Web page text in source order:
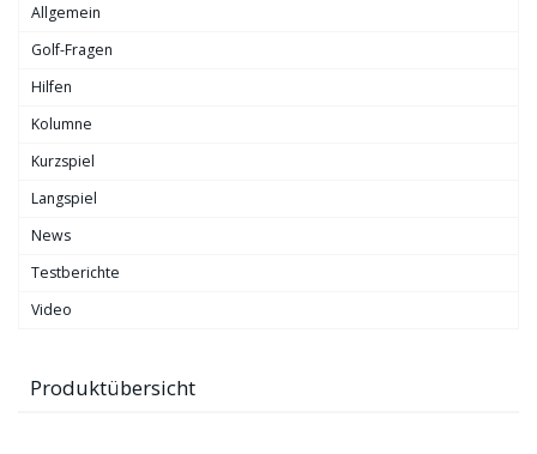
Allgemein
Golf-Fragen
Hilfen
Kolumne
Kurzspiel
Langspiel
News
Testberichte
Video
Produktübersicht